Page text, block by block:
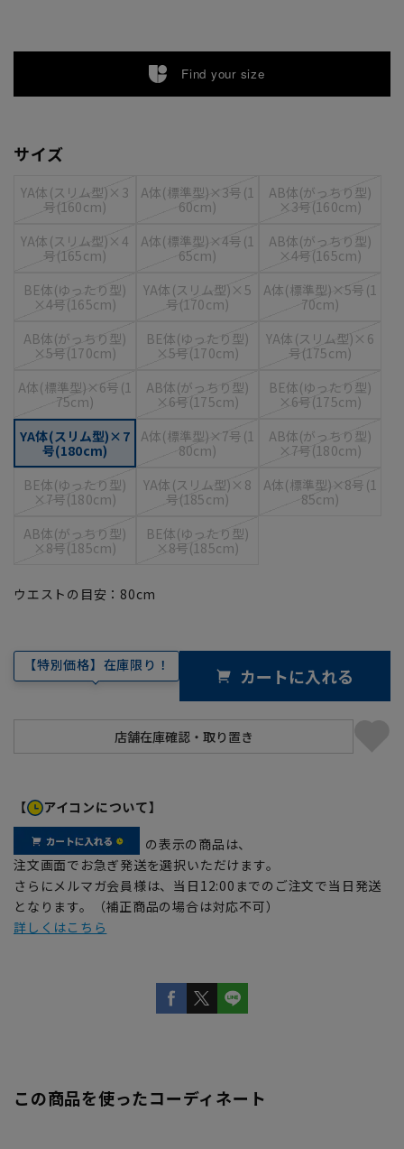
Find your size
サイズ
YA体(スリム型)×3
号(160cm)
A体(標準型)×3号(1
60cm)
AB体(がっちり型)
×3号(160cm)
YA体(スリム型)×4
号(165cm)
A体(標準型)×4号(1
65cm)
AB体(がっちり型)
×4号(165cm)
BE体(ゆったり型)
×4号(165cm)
YA体(スリム型)×5
号(170cm)
A体(標準型)×5号(1
70cm)
AB体(がっちり型)
×5号(170cm)
BE体(ゆったり型)
×5号(170cm)
YA体(スリム型)×6
号(175cm)
A体(標準型)×6号(1
75cm)
AB体(がっちり型)
×6号(175cm)
BE体(ゆったり型)
×6号(175cm)
YA体(スリム型)×7
号(180cm)
A体(標準型)×7号(1
80cm)
AB体(がっちり型)
×7号(180cm)
BE体(ゆったり型)
×7号(180cm)
YA体(スリム型)×8
号(185cm)
A体(標準型)×8号(1
85cm)
AB体(がっちり型)
×8号(185cm)
BE体(ゆったり型)
×8号(185cm)
ウエストの目安： 80cm
【特別価格】在庫限り！ カートに入れる
【 アイコンについて】
の表示の商品は、
注文画面でお急ぎ発送を選択いただけます。
さらにメルマガ会員様は、当日12:00までのご注文で当日発送
となります。（補正商品の場合は対応不可）
詳しくはこちら
この商品を使ったコーディネート